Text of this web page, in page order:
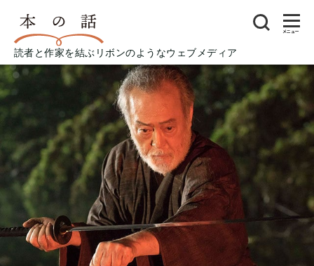
読者と作家を結ぶリボンのようなウェブメディア
メニュー